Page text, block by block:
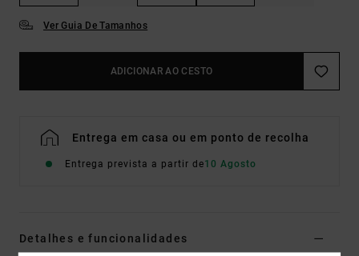
Ver Guia De Tamanhos
ADICIONAR AO CESTO
Entrega em casa ou em ponto de recolha
Entrega prevista a partir de10 Agosto
Detalhes e funcionalidades